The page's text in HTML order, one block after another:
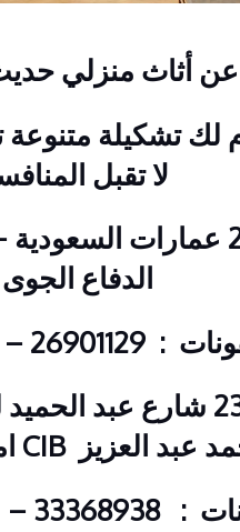
أثاث منزلي
تشكيلة متنوعة
لا تقبل
فرع مدينة نصر : 2 عمارات
الدفاع الجوى
– 01117172647
فرع المهندسين : 23
عبد العزيز CIB امام بنك
– 01210044703